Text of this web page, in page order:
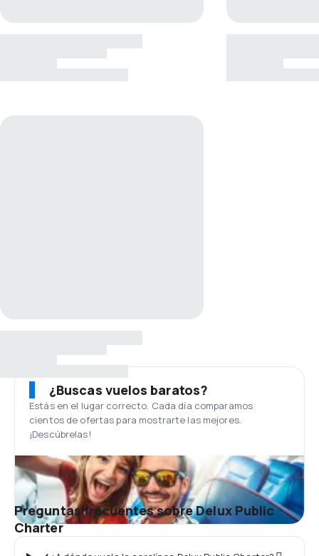
¿Buscas vuelos baratos?
Estás en el lugar correcto. Cada día comparamos
cientos de ofertas para mostrarte las mejores.
¡Descúbrelas!
Preguntas frecuentes sobre Delux Public
Charter